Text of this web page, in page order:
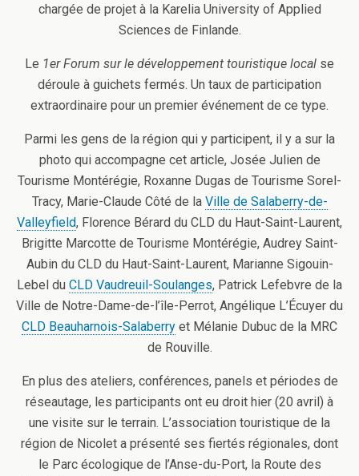
chargée de projet à la Karelia University of Applied
Sciences de Finlande.
Le 1er Forum sur le développement touristique local se
déroule à guichets fermés. Un taux de participation
extraordinaire pour un premier événement de ce type.
Parmi les gens de la région qui y participent, il y a sur la
photo qui accompagne cet article, Josée Julien de
Tourisme Montérégie, Roxanne Dugas de Tourisme Sorel-
Tracy, Marie-Claude Côté de la Ville de Salaberry-de-
Valleyfield, Florence Bérard du CLD du Haut-Saint-Laurent,
Brigitte Marcotte de Tourisme Montérégie, Audrey Saint-
Aubin du CLD du Haut-Saint-Laurent, Marianne Sigouin-
Lebel du CLD Vaudreuil-Soulanges, Patrick Lefebvre de la
Ville de Notre-Dame-de-l’île-Perrot, Angélique L’Écuyer du
CLD Beauharnois-Salaberry et Mélanie Dubuc de la MRC
de Rouville.
En plus des ateliers, conférences, panels et périodes de
réseautage, les participants ont eu droit hier (20 avril) à
une visite sur le terrain. L’association touristique de la
région de Nicolet a présenté ses fiertés régionales, dont
le Parc écologique de l’Anse-du-Port, la Route des